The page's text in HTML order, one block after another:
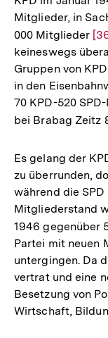
Mitglieder, in
000 Mitglieder
der
keineswegs
Gruppen von
in den
70 KPD-520
bei Brabag Zeitz
Es gelang der
zu überrunden,
während die
Mitgliederstand
1946 gegenüber
Partei mit neuen
untergingen. Da
vertrat und eine
Besetzung von
Wirtschaft,